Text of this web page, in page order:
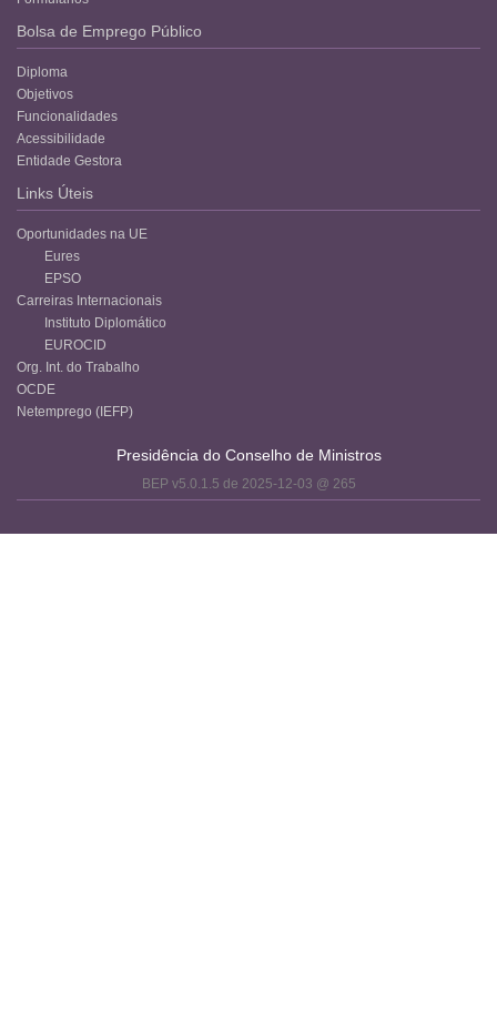
Bolsa de Emprego Público
Diploma
Objetivos
Funcionalidades
Acessibilidade
Entidade Gestora
Links Úteis
Oportunidades na UE
Eures
EPSO
Carreiras Internacionais
Instituto Diplomático
EUROCID
Org. Int. do Trabalho
OCDE
Netemprego (IEFP)
Presidência do Conselho de Ministros
BEP v5.0.1.5 de 2025-12-03 @ 265